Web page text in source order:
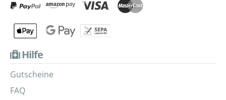
Hilfe
Gutscheine
FAQ